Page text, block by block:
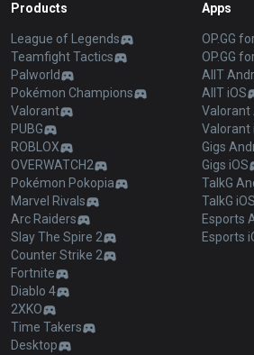
Products
League of Legends
Teamfight Tactics
Palworld
Pokémon Champions
Valorant
PUBG
ROBLOX
OVERWATCH2
Pokémon Pokopia
Marvel Rivals
Arc Raiders
Slay The Spire 2
Counter Strike 2
Fortnite
Diablo 4
2XKO
Time Takers
Desktop
Apps
OP.GG
OP.GG
AllT
AllT iOS
Valorant
Valorant
Gigs
Gigs iOS
TalkG
TalkG iOS
Esports
Esports